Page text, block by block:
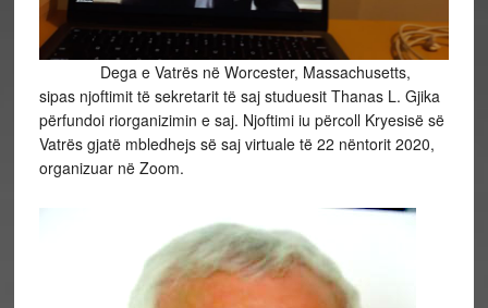
Dega e Vatrës në Worcester, Massachusetts,
sipas njoftimit të sekretarit të saj studuesit Thanas L. Gjika
përfundoi riorganizimin e saj. Njoftimi iu përcoll Kryesisë së
Vatrës gjatë mbledhejs së saj virtuale të 22 nëntorit 2020,
organizuar në Zoom.